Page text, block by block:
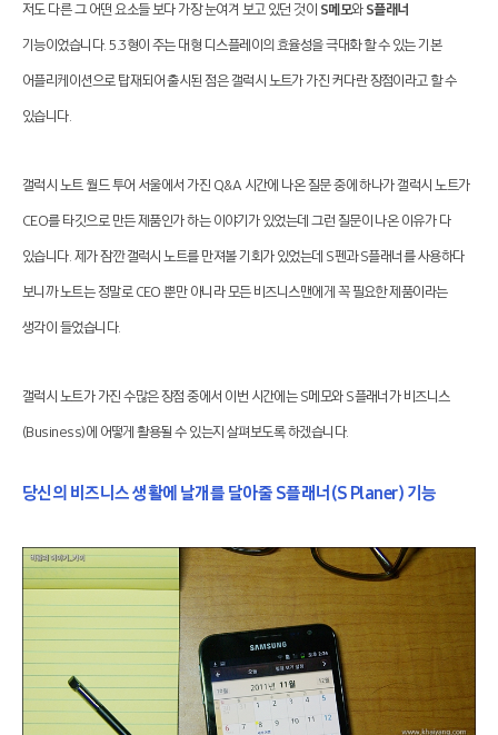
저도 다른 그 어떤 요소들 보다 가장 눈여겨 보고 있던 것이 S메모와S플래너
기능이었습니다. 5.3형이 주는 대형 디스플레이의 효율성을 극대화 할 수 있는 기본
어플리케이션으로 탑재되어 출시된 점은 갤럭시 노트가 가진 커다란 장점이라고 할 수
있습니다.
갤럭시 노트 월드 투어 서울에서 가진 Q&A 시간에 나온 질문 중에 하나가 갤럭시 노트가
CEO를 타깃으로 만든 제품인가 하는 이야기가 있었는데 그런 질문이 나온 이유가 다
있습니다. 제가 잠깐 갤럭시 노트를 만져볼 기회가 있었는데 S펜과 S플래너를 사용하다
보니까 노트는 정말로 CEO 뿐만 아니라 모든 비즈니스맨에게 꼭 필요한 제품이라는
생각이 들었습니다.
갤럭시 노트가 가진 수많은 장점 중에서 이번 시간에는 S메모와 S플래너가 비즈니스
(Business)에 어떻게 활용될 수 있는지 살펴보도록 하겠습니다.
당신의 비즈니스 생활에 날개를 달아줄 S플래너(S Planer) 기능